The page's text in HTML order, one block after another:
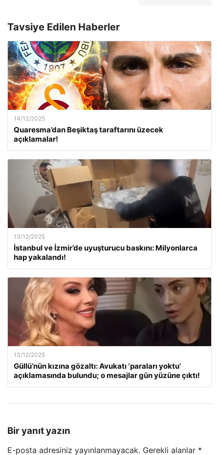
Tavsiye Edilen Haberler
14/12/2025
Quaresma’dan Beşiktaş taraftarını üzecek
açıklamalar!
13/12/2025
İstanbul ve İzmir’de uyuşturucu baskını: Milyonlarca
hap yakalandı!
13/12/2025
Güllü’nün kızına gözaltı: Avukatı ‘paraları yoktu’
açıklamasında bulundu; o mesajlar gün yüzüne çıktı!
Bir yanıt yazın
E-posta adresiniz yayınlanmayacak. Gerekli alanlar *